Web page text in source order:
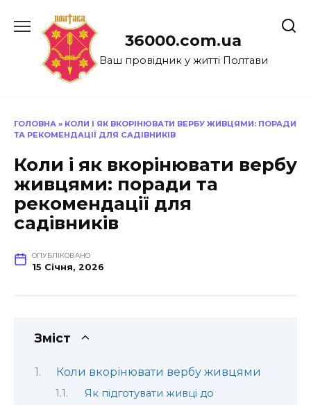
до
36000.com.ua
Ваш провідник у житті Полтави
ГОЛОВНА » КОЛИ І ЯК ВКОРІНЮВАТИ ВЕРБУ ЖИВЦЯМИ: ПОРАДИ
ТА РЕКОМЕНДАЦІЇ ДЛЯ САДІВНИКІВ
Коли і як вкорінювати вербу
живцями: поради та
рекомендації для
садівників
ОПУБЛІКОВАНО
15 Січня, 2026
Зміст
Коли вкорінювати вербу живцями
Як підготувати живці до